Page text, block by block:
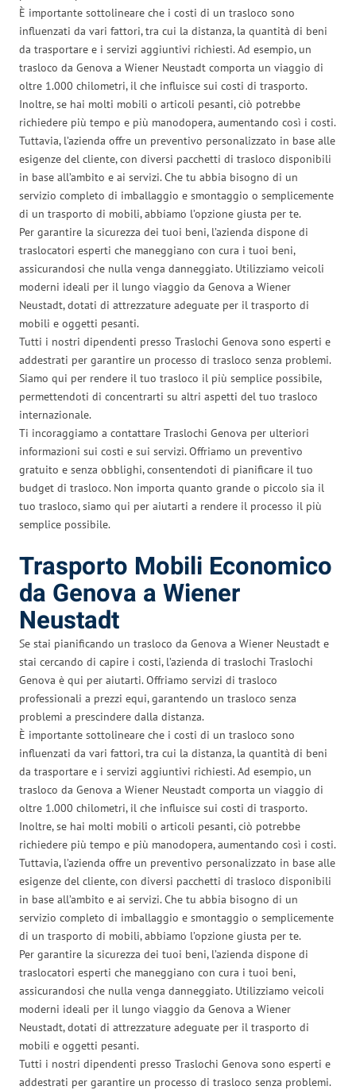
È importante sottolineare che i costi di un trasloco sono
influenzati da vari fattori, tra cui la distanza, la quantità di beni
da trasportare e i servizi aggiuntivi richiesti. Ad esempio, un
trasloco da Genova a Wiener Neustadt comporta un viaggio di
oltre 1.000 chilometri, il che influisce sui costi di trasporto.
Inoltre, se hai molti mobili o articoli pesanti, ciò potrebbe
richiedere più tempo e più manodopera, aumentando così i costi.
Tuttavia, l’azienda offre un preventivo personalizzato in base alle
esigenze del cliente, con diversi pacchetti di trasloco disponibili
in base all’ambito e ai servizi. Che tu abbia bisogno di un
servizio completo di imballaggio e smontaggio o semplicemente
di un trasporto di mobili, abbiamo l’opzione giusta per te.
Per garantire la sicurezza dei tuoi beni, l’azienda dispone di
traslocatori esperti che maneggiano con cura i tuoi beni,
assicurandosi che nulla venga danneggiato. Utilizziamo veicoli
moderni ideali per il lungo viaggio da Genova a Wiener
Neustadt, dotati di attrezzature adeguate per il trasporto di
mobili e oggetti pesanti.
Tutti i nostri dipendenti presso Traslochi Genova sono esperti e
addestrati per garantire un processo di trasloco senza problemi.
Siamo qui per rendere il tuo trasloco il più semplice possibile,
permettendoti di concentrarti su altri aspetti del tuo trasloco
internazionale.
Ti incoraggiamo a contattare Traslochi Genova per ulteriori
informazioni sui costi e sui servizi. Offriamo un preventivo
gratuito e senza obblighi, consentendoti di pianificare il tuo
budget di trasloco. Non importa quanto grande o piccolo sia il
tuo trasloco, siamo qui per aiutarti a rendere il processo il più
semplice possibile.
Trasporto Mobili Economico
da Genova a Wiener
Neustadt
Se stai pianificando un trasloco da Genova a Wiener Neustadt e
stai cercando di capire i costi, l’azienda di traslochi Traslochi
Genova è qui per aiutarti. Offriamo servizi di trasloco
professionali a prezzi equi, garantendo un trasloco senza
problemi a prescindere dalla distanza.
È importante sottolineare che i costi di un trasloco sono
influenzati da vari fattori, tra cui la distanza, la quantità di beni
da trasportare e i servizi aggiuntivi richiesti. Ad esempio, un
trasloco da Genova a Wiener Neustadt comporta un viaggio di
oltre 1.000 chilometri, il che influisce sui costi di trasporto.
Inoltre, se hai molti mobili o articoli pesanti, ciò potrebbe
richiedere più tempo e più manodopera, aumentando così i costi.
Tuttavia, l’azienda offre un preventivo personalizzato in base alle
esigenze del cliente, con diversi pacchetti di trasloco disponibili
in base all’ambito e ai servizi. Che tu abbia bisogno di un
servizio completo di imballaggio e smontaggio o semplicemente
di un trasporto di mobili, abbiamo l’opzione giusta per te.
Per garantire la sicurezza dei tuoi beni, l’azienda dispone di
traslocatori esperti che maneggiano con cura i tuoi beni,
assicurandosi che nulla venga danneggiato. Utilizziamo veicoli
moderni ideali per il lungo viaggio da Genova a Wiener
Neustadt, dotati di attrezzature adeguate per il trasporto di
mobili e oggetti pesanti.
Tutti i nostri dipendenti presso Traslochi Genova sono esperti e
addestrati per garantire un processo di trasloco senza problemi.